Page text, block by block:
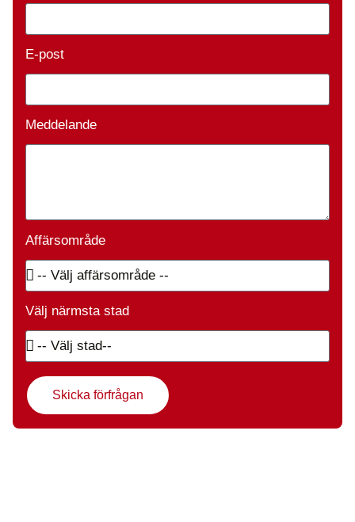
E-post
Meddelande
Affärsområde
Välj närmsta stad
Skicka förfrågan